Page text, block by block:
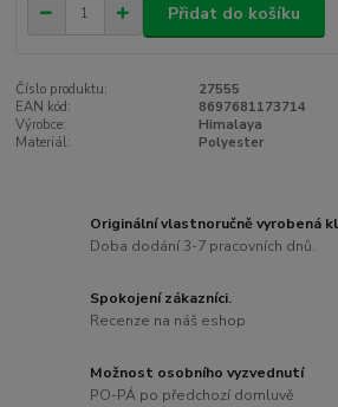
Přidat do košíku
Číslo produktu:
27555
EAN kód:
8697681173714
Výrobce:
Himalaya
Materiál:
Polyester
Originální vlastnoručně vyrobená
Doba dodání 3-7 pracovních dnů.
Spokojení zákazníci.
Recenze na náš eshop
Možnost osobního vyzvednutí
PO-PÁ po předchozí domluvě